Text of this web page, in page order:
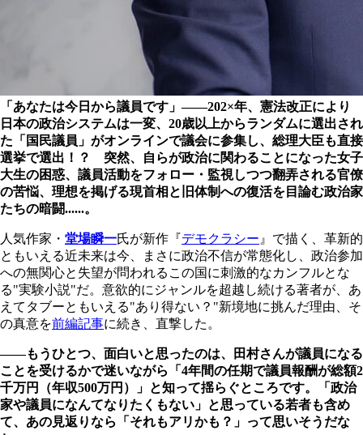
「あなたは今日から議員です」――202×年、憲法改正により
日本の政治システムは一変、20歳以上からランダムに選出され
た「国民議員」がオンラインで議会に参集し、総理大臣も直接
選挙で選出！？ 突然、自らが政治に関わることになった女子
大生の困惑、議員活動をフォロー・監視しつつ翻弄される官僚
の苦悩、理想を掲げる現首相と旧体制への復活を目論む政治家
たちの暗闘......。
人気作家・ 堂場瞬一氏が新作『デモクラシー 』で描く、革新的
ともいえる近未来は今、まさに政治不信が常態化し、政治参加
への無関心と失望が問われるこの国に刺激的なカンフルとな
る"実験小説"だ。意欲的にジャンルを超越し続ける著者が、あ
えてタブーともいえる"あり得ない？"新境地に挑んだ理由、そ
の真意を前編記事に続き、直撃した。
――もうひとつ、面白いと思ったのは、田村さんが議員になる
ことを受けるかで迷いながら「4年間の任期で議員報酬が総額2
千万円（年収500万円）」と知って揺らぐところです。「政治
家や議員になんてなりたくもない」と思っている若者も含め
て、あの見返りなら「それもアリかも？」って思いそうだな